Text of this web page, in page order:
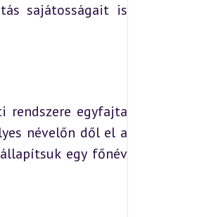
sajátosságait is
rendszere egyfajta
névelőn dől el a
egy főnév